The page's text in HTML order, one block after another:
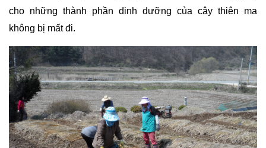
cho những thành phần dinh dưỡng của cây thiên ma
không bị mất đi.